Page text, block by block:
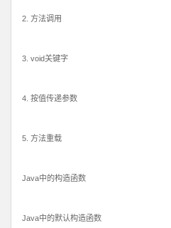
2. 方法调用
3. void关键字
4. 按值传递参数
5. 方法重载
Java中的构造函数
Java中的默认构造函数